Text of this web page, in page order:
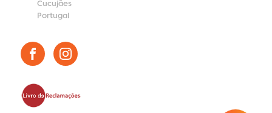
Cucujães
Portugal